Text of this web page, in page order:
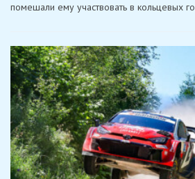
помешали ему участвовать в кольцевых